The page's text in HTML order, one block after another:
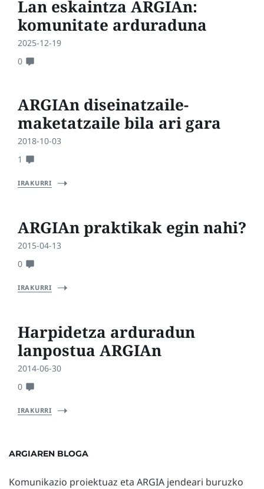
Lan eskaintza ARGIAn:
komunitate arduraduna
2025-12-19
0
ARGIAn diseinatzaile-
maketatzaile bila ari gara
2018-10-03
1
IRAKURRI
ARGIAn praktikak egin nahi?
2015-04-13
0
IRAKURRI
Harpidetza arduradun
lanpostua ARGIAn
2014-06-30
0
IRAKURRI
ARGIAREN BLOGA
Komunikazio proiektuaz eta ARGIA jendeari buruzko